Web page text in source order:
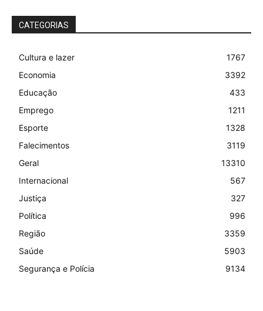
CATEGORIAS
Cultura e lazer
1767
Economia
3392
Educação
433
Emprego
1211
Esporte
1328
Falecimentos
3119
Geral
13310
Internacional
567
Justiça
327
Política
996
Região
3359
Saúde
5903
Segurança e Polícia
9134